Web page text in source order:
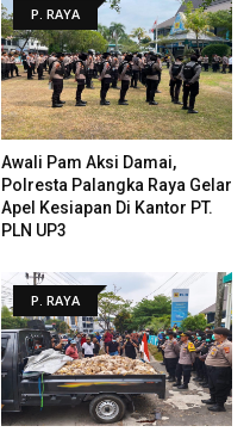
P. RAYA
Awali Pam Aksi Damai,
Polresta Palangka Raya Gelar
Apel Kesiapan Di Kantor PT.
PLN UP3
P. RAYA